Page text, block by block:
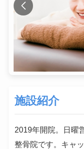
施設紹介
2019年開院。日曜
整骨院です。キャ